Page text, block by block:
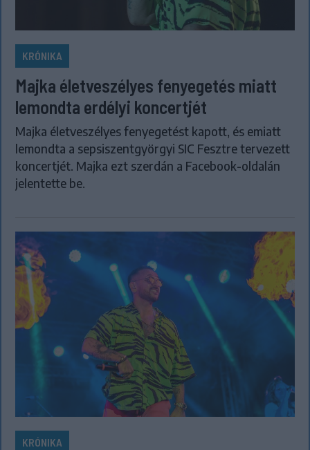
KRÓNIKA
Majka életveszélyes fenyegetés miatt
lemondta erdélyi koncertjét
Majka életveszélyes fenyegetést kapott, és emiatt
lemondta a sepsiszentgyörgyi SIC Fesztre tervezett
koncertjét. Majka ezt szerdán a Facebook-oldalán
jelentette be.
KRÓNIKA